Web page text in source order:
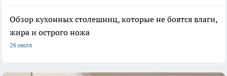
Обзор кухонных столешниц, которые не боятся влаги,
жира и острого ножа
29 июля